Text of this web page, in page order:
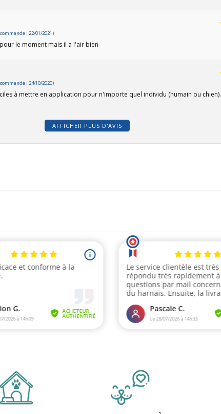
: 22/01/2021)
le moment mais il a l'air bien
: 24/10/2020)
à mettre en application pour n'importe quel individu (humain ou chien).
AFFICHER PLUS D'AVIS